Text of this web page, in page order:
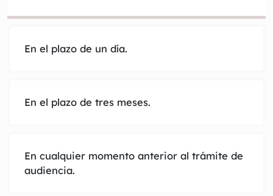
En el plazo de un día.
En el plazo de tres meses.
En cualquier momento anterior al trámite de
audiencia.